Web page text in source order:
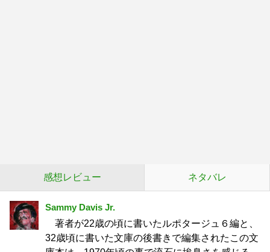
感想レビュー ネタバレ
Sammy Davis Jr.
著者が22歳の頃に書いたルポタージュ６編と、
32歳頃に書いた文庫の後書きで編集されたこの文